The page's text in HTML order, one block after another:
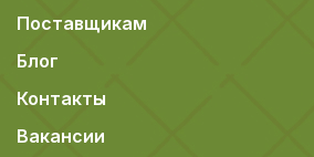
Поставщикам
Блог
Контакты
Вакансии